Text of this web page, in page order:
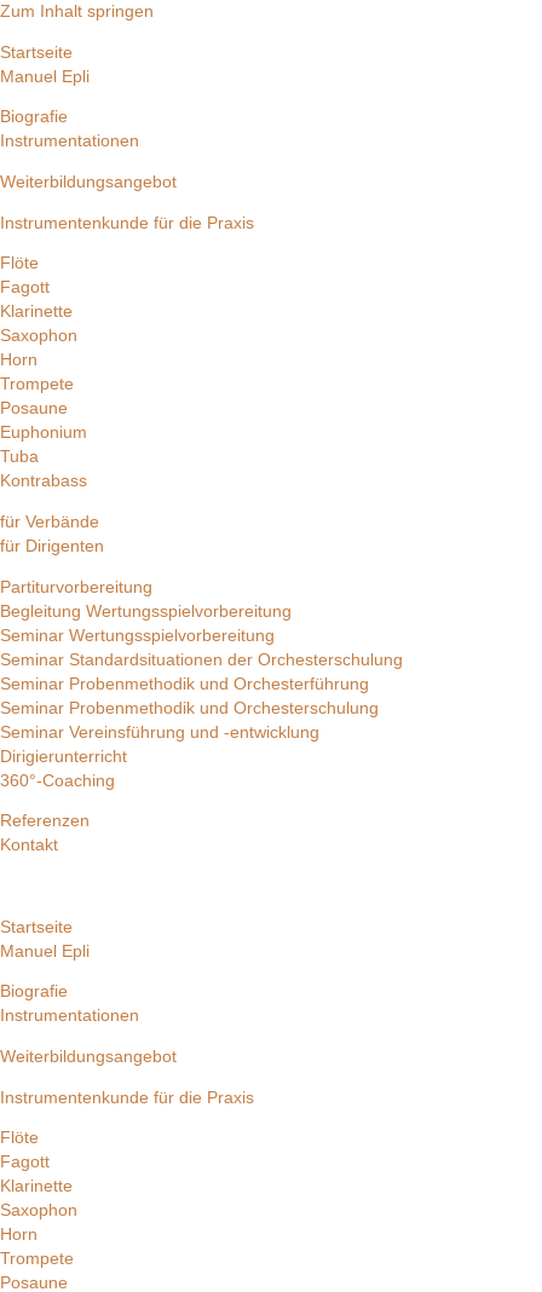
Zum Inhalt springen
Startseite
Manuel Epli
Biografie
Instrumentationen
Weiterbildungsangebot
Instrumentenkunde für die Praxis
Flöte
Fagott
Klarinette
Saxophon
Horn
Trompete
Posaune
Euphonium
Tuba
Kontrabass
für Verbände
für Dirigenten
Partiturvorbereitung
Begleitung Wertungsspielvorbereitung
Seminar Wertungsspielvorbereitung
Seminar Standardsituationen der Orchesterschulung
Seminar Probenmethodik und Orchesterführung
Seminar Probenmethodik und Orchesterschulung
Seminar Vereinsführung und -entwicklung
Dirigierunterricht
360°-Coaching
Referenzen
Kontakt
Startseite
Manuel Epli
Biografie
Instrumentationen
Weiterbildungsangebot
Instrumentenkunde für die Praxis
Flöte
Fagott
Klarinette
Saxophon
Horn
Trompete
Posaune